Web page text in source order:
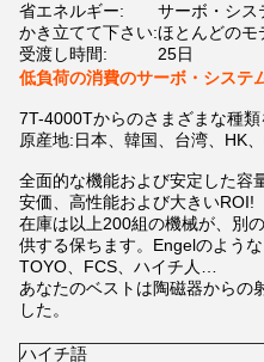
省エネルギー:
サーボ・シス
かき立てて下さい:ほとんどのモ
受渡し時間:
25日
低負荷の消費のサーボ・システ
7T-4000Tからのさまざまな種類
原産地:日本、韓国、台湾、HK、
全面的な機能および安定した容
安価、高性能および大きいROI!
在庫は以上200組の機械が、別
供する保ちます。Engelのよう
TOYO、FCS、ハイチ人…
あなたのベストは陶磁器からの
した。
ハイチ語